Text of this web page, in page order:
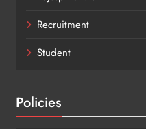
Recruitment
Student
Policies